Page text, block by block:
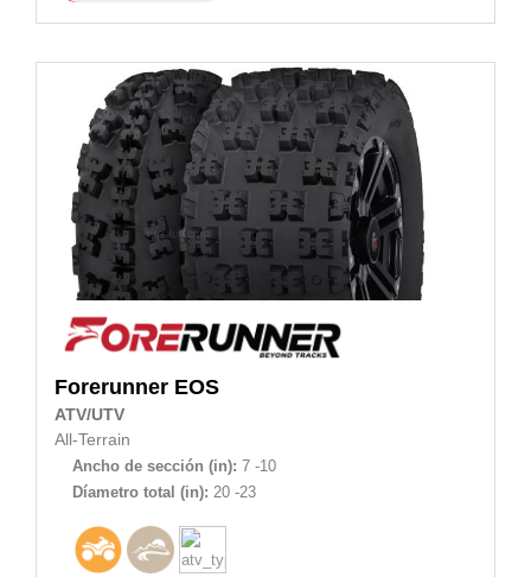
Forerunner EOS
ATV/UTV
All-Terrain
Ancho de sección (in): 7 -10
Díametro total (in): 20 -23